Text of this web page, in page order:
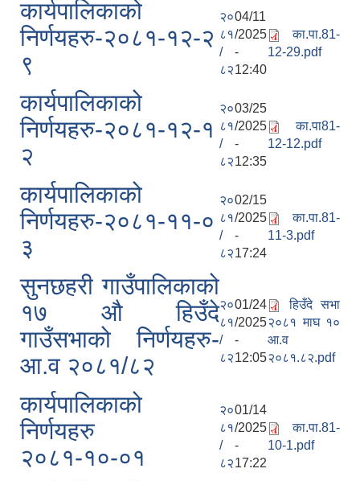
कार्यपालिकाको
निर्णयहरु-२०८१-१२-२
९
२०
८१
/
८२
04/11
/2025
-
12:40
का.पा.81-
12-29.pdf
कार्यपालिकाको
निर्णयहरु-२०८१-१२-१
२
२०
८१
/
८२
03/25
/2025
-
12:35
का.पा81-
12-12.pdf
कार्यपालिकाको
निर्णयहरु-२०८१-११-०
३
२०
८१
/
८२
02/15
/2025
-
17:24
का.पा.81-
11-3.pdf
सुनछहरी गाउँपालिकाको
१७ औ हिउँदे
गाउँसभाको निर्णयहरु-
आ.व २०८१/८२
२०
८१
/
८२
01/24
/2025
-
12:05
हिउँदे सभा
२०८१ माघ १०
आ.व
२०८१.८२.pdf
कार्यपालिकाको
निर्णयहरु
२०८१-१०-०१
२०
८१
/
८२
01/14
/2025
-
17:22
का.पा.81-
10-1.pdf